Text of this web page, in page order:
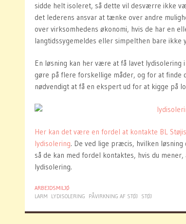
sidde helt isoleret, så dette vil desværre ikke
det lederens ansvar at tænke over andre
over virksomhedens økonomi, hvis de har en
langtidssygemeldes eller simpelthen bare ikke
En løsning kan her være at få lavet lydisolering
gøre på flere forskellige måder, og for at finde
nødvendigt at få en ekspert ud for at kigge på
Her kan det være en fordel at kontakte BL
lydisolering. De ved lige præcis, hvilken
så de kan med fordel kontaktes, hvis du
lydisolering.
ARBEJDSMILJØ
LARM
LYDISOLERING PÅVIRKNING AF STØJ STØJ